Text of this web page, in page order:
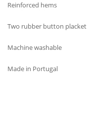
Reinforced hems
Two rubber button placket
Machine washable
Made in Portugal